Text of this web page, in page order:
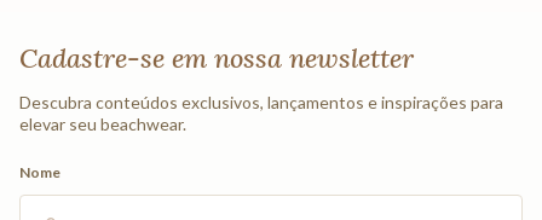
Cadastre-se em nossa newsletter
Descubra conteúdos exclusivos, lançamentos e inspirações para
elevar seu beachwear.
Nome